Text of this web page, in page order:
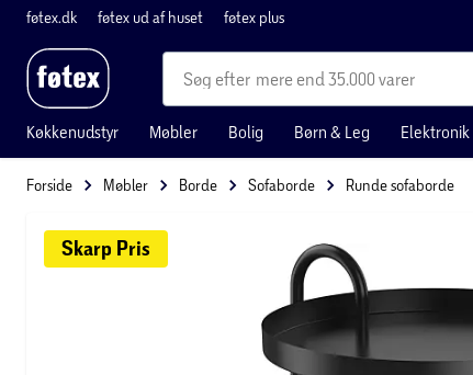
føtex.dk føtex ud af huset føtex plus
mere end 35.000 varer
Køkkenudstyr Møbler Bolig Børn & Leg Elektronik
Forside Møbler Borde Sofaborde Runde sofaborde
Skarp Pris